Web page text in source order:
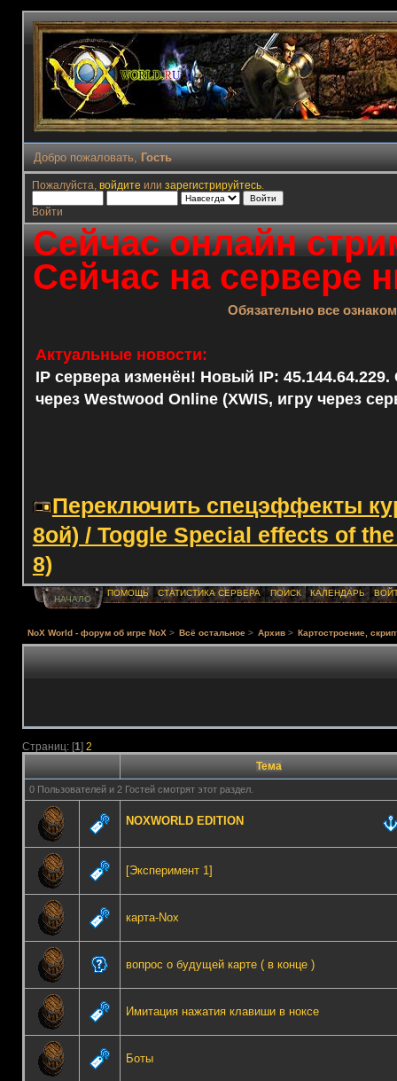
Добро пожаловать, Гость
Пожалуйста, войдите или зарегистрируйтесь.
Войти
Сейчас онлайн
Сейчас на сервере
Обязательно все
Актуальные новости:
IP сервера изменён! Новый IP: 45.144.64.229.
через Westwood Online (XWIS, игру через
Переключить спецэффекты
8ой) / Toggle Special effects of
8)
НАЧАЛО
ПОМОЩЬ СТАТИСТИКА СЕРВЕРА ПОИСК КАЛЕНДАРЬ
NoX World - форум об игре NoX > Всё остальное > Архив > Картостроение,
Страниц: [1] 2
Тема
0 Пользователей и 2 Гостей смотрят этот раздел.
NOXWORLD EDITION
[Эксперимент 1]
карта-Nox
вопрос о будущей карте ( в конце )
Имитация нажатия клавиши в ноксе
Боты